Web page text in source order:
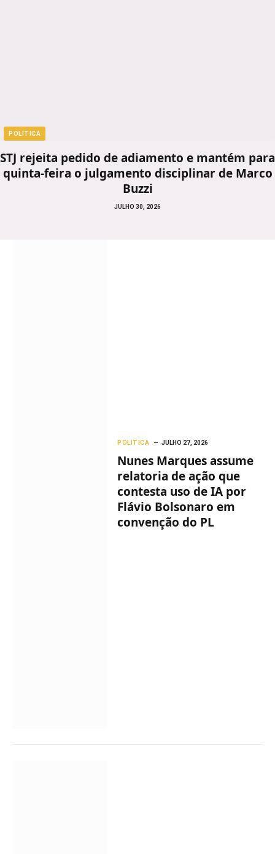
POLITICA
STJ rejeita pedido de adiamento e mantém para
quinta-feira o julgamento disciplinar de Marco
Buzzi
JULHO 30, 2026
POLITICA JULHO 27, 2026
Nunes Marques assume
relatoria de ação que
contesta uso de IA por
Flávio Bolsonaro em
convenção do PL